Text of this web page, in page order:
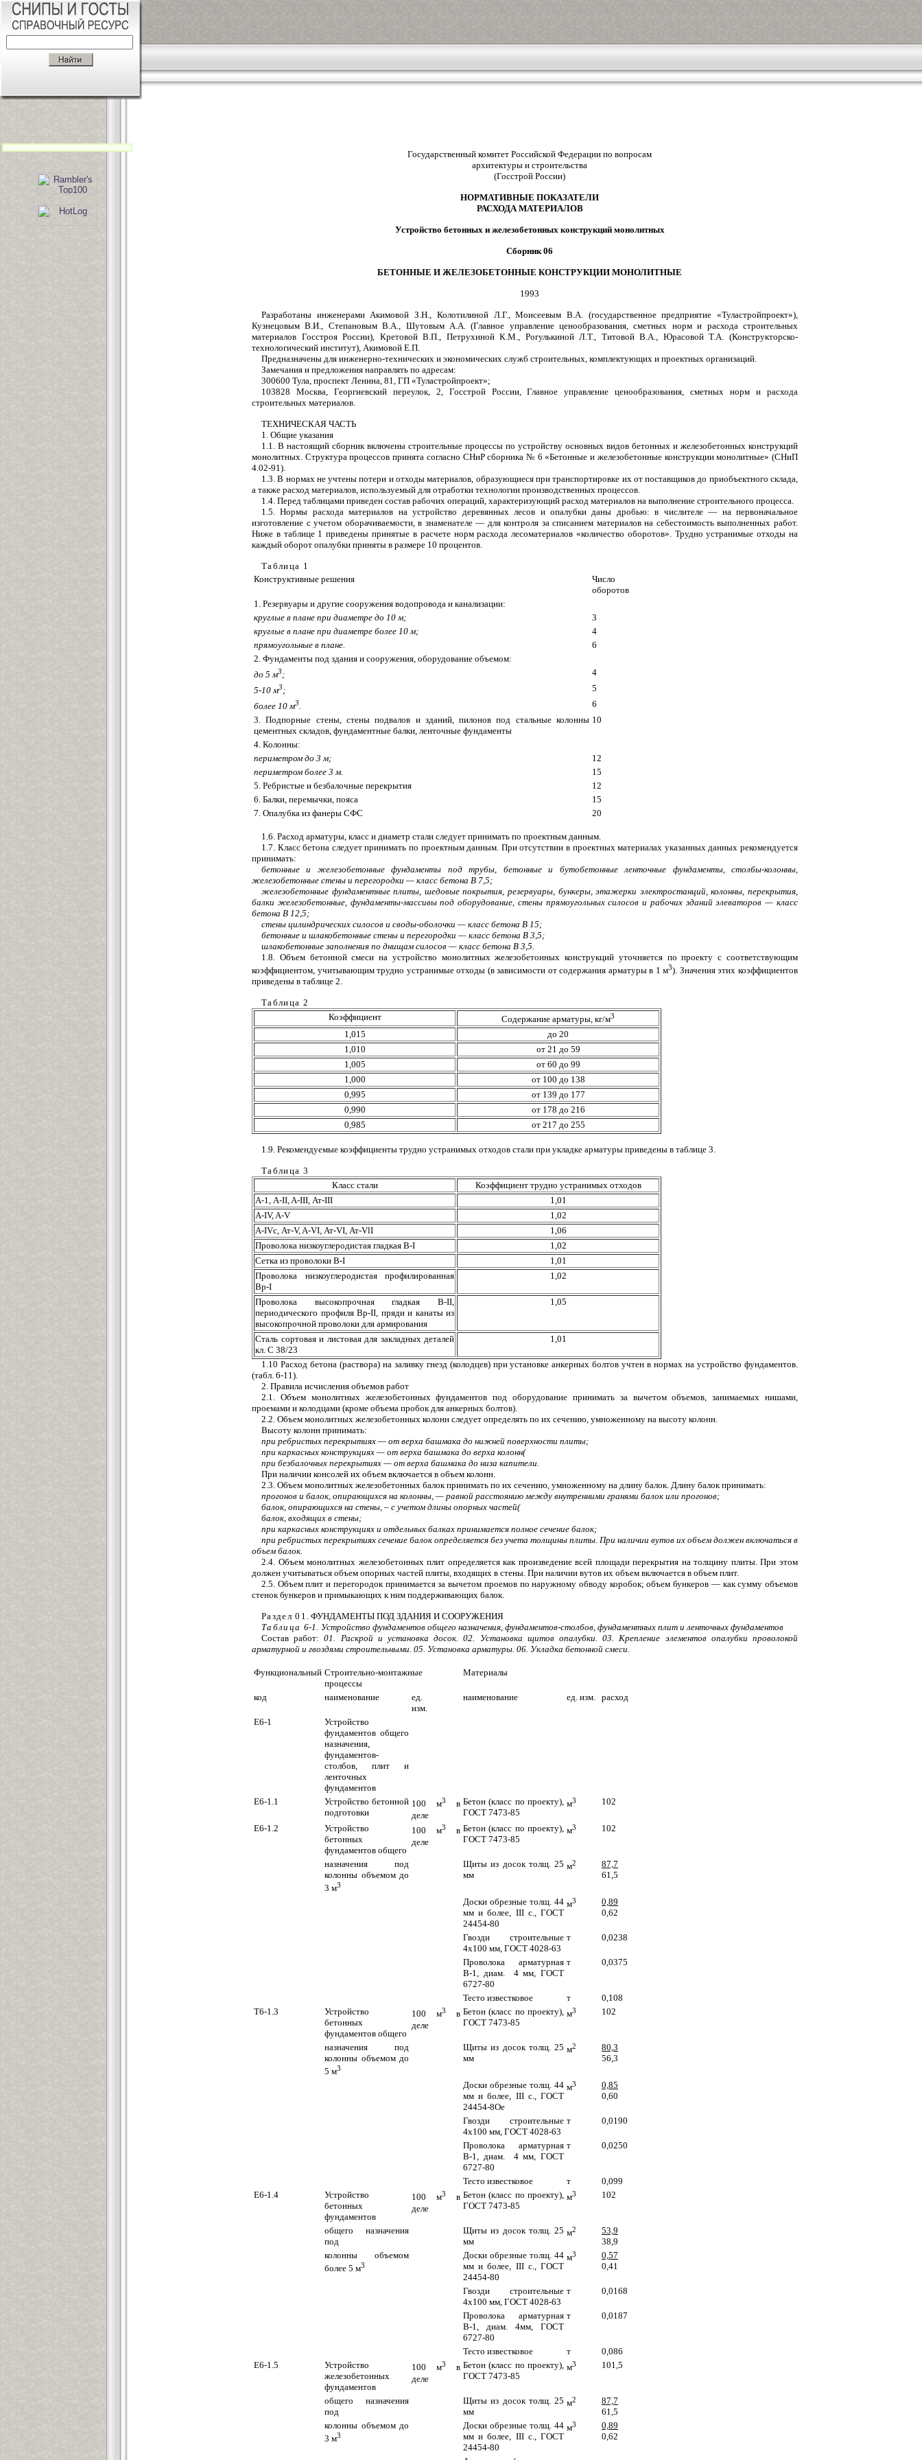
Государственный комитет Российской Федерации по вопросам
архитектуры и строительства
(Госстрой России)
НОРМАТИВНЫЕ ПОКАЗАТЕЛИ
РАСХОДА МАТЕРИАЛОВ
Устройство бетонных и железобетонных конструкций монолитных
Сборник 06
БЕТОННЫЕ И ЖЕЛЕЗОБЕТОННЫЕ КОНСТРУКЦИИ МОНОЛИТНЫЕ
1993
Разработаны инженерами Акимовой З.Н., Колотилиной Л.Г., Моисеевым В.А. (государственное предприятие «Туластройпроект»),
Кузнецовым В.И., Степановым В.А., Шутовым А.А. (Главное управление ценообразования, сметных норм и расхода строительных
материалов Госстроя России), Кретовой В.П., Петрухиной К.М., Рогулькиной Л.Т., Титовой В.А., Юрасовой Т.А. (Конструкторско-
технологический институт), Акимовой Е.П.
Предназначены для инженерно-технических и экономических служб строительных, комплектующих и проектных организаций.
Замечания и предложения направлять по адресам:
300600 Тула, проспект Ленина, 81, ГП «Туластройпроект»;
103828 Москва, Георгиевский переулок, 2, Госстрой России, Главное управление ценообразования, сметных норм и расхода
строительных материалов.
ТЕХНИЧЕСКАЯ ЧАСТЬ
1. Общие указания
1.1. В настоящий сборник включены строительные процессы по устройству основных видов бетонных и железобетонных конструкций
монолитных. Структура процессов принята согласно СНиР сборника № 6 «Бетонные и железобетонные конструкции монолитные» (СНиП
4.02-91).
1.3. В нормах не учтены потери и отходы материалов, образующиеся при транспортировке их от поставщиков до приобъектного склада,
а также расход материалов, используемый для отработки технологии производственных процессов.
1.4. Перед таблицами приведен состав рабочих операций, характеризующий расход материалов на выполнение строительного процесса.
1.5. Нормы расхода материалов на устройство деревянных лесов и опалубки даны дробью: в числителе — на первоначальное
изготовление с учетом оборачиваемости, в знаменателе — для контроля за списанием материалов на себестоимость выполненных работ.
Ниже в таблице 1 приведены принятые в расчете норм расхода лесоматериалов «количество оборотов». Трудно устранимые отходы на
каждый оборот опалубки приняты в размере 10 процентов.
Таблица 1
Конструктивные решения
Число
оборотов
1. Резервуары и другие сооружения водопровода и канализации:
круглые в плане при диаметре до 10 м;
3
круглые в плане при диаметре более 10 м;
4
прямоугольные в плане.
6
2. Фундаменты под здания и сооружения, оборудование объемом:
до 5 м3;
4
5-10 м3;
5
более 10 м3.
6
3. Подпорные стены, стены подвалов и зданий, пилонов под стальные колонны
цементных складов, фундаментные балки, ленточные фундаменты
10
4. Колонны:
периметром до 3 м;
12
периметром более 3 м.
15
5. Ребристые и безбалочные перекрытия
12
6. Балки, перемычки, пояса
15
7. Опалубка из фанеры СФС
20
1.6. Расход арматуры, класс и диаметр стали следует принимать по проектным данным.
1.7. Класс бетона следует принимать по проектным данным. При отсутствии в проектных материалах указанных данных рекомендуется
принимать:
бетонные и железобетонные фундаменты под трубы, бетонные и бутобетонные ленточные фундаменты, столбы-колонны,
железобетонные стены и перегородки — класс бетона В 7,5;
железобетонные фундаментные плиты, шедовые покрытия, резервуары, бункеры, этажерки электростанций, колонны, перекрытия,
балки железобетонные, фундаменты-массивы под оборудование, стены прямоугольных силосов и рабочих зданий элеваторов — класс
бетона В 12,5;
стены цилиндрических силосов и своды-оболочки — класс бетона В 15;
бетонные и шлакобетонные стены и перегородки — класс бетона В 3,5;
шлакобетонные заполнения по днищам силосов — класс бетона В 3,5.
1.8. Объем бетонной смеси на устройство монолитных железобетонных конструкций уточняется по проекту с соответствующим
коэффициентом, учитывающим трудно устранимые отходы (в зависимости от содержания арматуры в 1 м3). Значения этих коэффициентов
приведены в таблице 2.
Таблица 2
Коэффициент
Содержание арматуры, кг/м3
1,015
до 20
1,010
от 21 до 59
1,005
от 60 до 99
1,000
от 100 до 138
0,995
от 139 до 177
0,990
от 178 до 216
0,985
от 217 до 255
1.9. Рекомендуемые коэффициенты трудно устранимых отходов стали при укладке арматуры приведены в таблице 3.
Таблица 3
Класс стали
Коэффициент трудно устранимых отходов
А-1, A-II, A-III, Ат-III
1,01
A-IV, A-V
1,02
A-IVc, Ат-V, A-VI, Ат-VI, Ат-VlI
1,06
Проволока низкоуглеродистая гладкая B-I
1,02
Сетка из проволоки B-I
1,01
Проволока низкоуглеродистая профилированная
Вр-I
1,02
Проволока высокопрочная гладкая B-II,
периодического профиля Вр-II, пряди и канаты из
высокопрочной проволоки для армирования
1,05
Сталь сортовая и листовая для закладных деталей
кл. С 38/23
1,01
1.10 Расход бетона (раствора) на заливку гнезд (колодцев) при установке анкерных болтов учтен в нормах на устройство фундаментов.
(табл. 6-11).
2. Правила исчисления объемов работ
2.1. Объем монолитных железобетонных фундаментов под оборудование принимать за вычетом объемов, занимаемых нишами,
проемами и колодцами (кроме объема пробок для анкерных болтов).
2.2. Объем монолитных железобетонных колонн следует определять по их сечению, умноженному на высоту колонн.
Высоту колонн принимать:
при ребристых перекрытиях — от верха башмака до нижней поверхности плиты;
при каркасных конструкциях — от верха башмака до верха колонн(
при безбалочных перекрытиях — от верха башмака до низа капители.
При наличии консолей их объем включается в объем колонн.
2.3. Объем монолитных железобетонных балок принимать по их сечению, умноженному на длину балок. Длину балок принимать:
прогонов и балок, опирающихся на колонны, — равной расстоянию между внутренними гранями балок или прогонов;
балок, опирающихся на стены, – с учетом длины опорных частей(
балок, входящих в стены;
при каркасных конструкциях и отдельных балках принимается полное сечение балок;
при ребристых перекрытиях сечение балок определяется без учета толщины плиты. При наличии вутов их объем должен включаться в
объем балок.
2.4. Объем монолитных железобетонных плит определяется как произведение всей площади перекрытия на толщину плиты. При этом
должен учитываться объем опорных частей плиты, входящих в стены. При наличии вутов их объем включается в объем плит.
2.5. Объем плит и перегородок принимается за вычетом проемов по наружному обводу коробок; объем бункеров — как сумму объемов
стенок бункеров и примыкающих к ним поддерживающих балок.
Раздел 01 . ФУНДАМЕНТЫ ПОД ЗДАНИЯ И СООРУЖЕНИЯ
Таблица 6-1. Устройство фундаментов общего назначения, фундаментов-столбов, фундаментных плит и ленточных фундаментов
Состав работ:01. Раскрой и установка досок. 02. Установка щитов опалубки. 03. Крепление элементов опалубки проволокой
арматурной и гвоздями строительными. 05. Установка арматуры. 06. Укладка бетонной смеси.
Функциональный Строительно-монтажные
процессы
Материалы
код наименование
ед.
изм.
наименование ед. изм. расход
Е6-1
Устройство
фундаментов общего
назначения,
фундаментов-
столбов, плит и
ленточных
фундаментов
Е6-1.1
Устройство бетонной
подготовки
100 м3
в
деле
Бетон (класс по проекту),
ГОСТ 7473-85
м3 102
Е6-1.2
Устройство
бетонных
фундаментов общего
100 м3
в
деле
Бетон (класс по проекту),
ГОСТ 7473-85
м3 102
назначения под
колонны объемом до
3 м3
Щиты из досок толщ. 25
мм
м2
87,7
61,5
Доски обрезные толщ. 44
мм и более, III c., ГОСТ
24454-80
м3
0,89
0,62
Гвозди строительные
4х100 мм, ГОСТ 4028-63
т 0,0238
Проволока арматурная
В-1, диам. 4 мм, ГОСТ
6727-80
т 0,0375
Тесто известковое т
0,108
T6-1.3
Устройство
бетонных
фундаментов общего
100 м3
в
деле
Бетон (класс по проекту),
ГОСТ 7473-85
м3 102
назначения под
колонны объемом до
5 м3
Щиты из досок толщ. 25
мм
м2
80,3
56,3
Доски обрезные толщ. 44
мм и более, III c., ГОСТ
24454-8Ое
м3
0,85
0,60
Гвозди строительные
4х100 мм, ГОСТ 4028-63
т 0,0190
Проволока арматурная
В-1, диам. 4 мм, ГОСТ
6727-80
т 0,0250
Тесто известковое т
0,099
Е6-1.4
Устройство
бетонных
фундаментов
100 м3
в
деле
Бетон (класс по проекту),
ГОСТ 7473-85
м3 102
общего назначения
под
Щиты из досок толщ. 25
мм
м2
53,9
38,9
колонны объемом
более 5 м3
Доски обрезные толщ. 44
мм и более, III c., ГОСТ
24454-80
м3
0,57
0,41
Гвозди строительные
4х100 мм, ГОСТ 4028-63
т 0,0168
Проволока арматурная
В-1, диам. 4мм, ГОСТ
6727-80
т 0,0187
Тесто известковое т
0,086
E6-1.5
Устройство
железобетонных
фундаментов
100 м3
в
деле
Бетон (класс по проекту),
ГОСТ 7473-85
м3 101,5
общего назначения
под
Щиты из досок толщ. 25
мм
м2
87,7
61,5
колонны объемом до
3 м3
Доски обрезные толщ. 44
мм и более, III c., ГОСТ
24454-80
м3
0,89
0,62